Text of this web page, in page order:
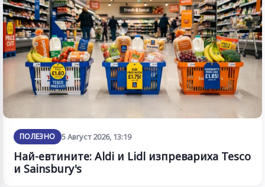
ПОЛЕЗНО 5 Август 2026, 13:19
Най-евтините: Aldi и Lidl изпревариха Tesco
и Sainsbury's